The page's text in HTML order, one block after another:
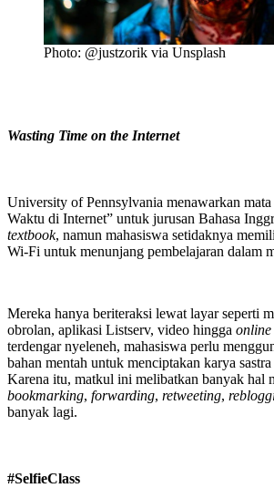
Photo: @justzorik via Unsplash
Wasting Time on the Internet
University of Pennsylvania menawarkan
Waktu di Internet” untuk jurusan Bahasa
textbook, namun mahasiswa setidaknya
Wi-Fi untuk menunjang pembelajaran dalam
Mereka hanya beriteraksi lewat layar seperti
obrolan, aplikasi Listserv, video hingga online
terdengar nyeleneh, mahasiswa perlu
bahan mentah untuk menciptakan karya
Karena itu, matkul ini melibatkan banyak hal
bookmarking, forwarding, retweeting,
banyak lagi.
#SelfieClass